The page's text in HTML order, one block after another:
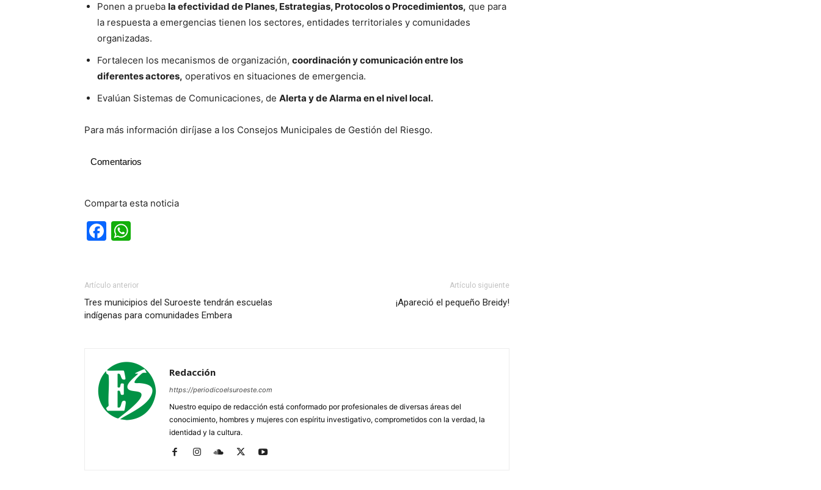
Ponen a prueba la efectividad de Planes, Estrategias, Protocolos o Procedimientos, que para
la respuesta a emergencias tienen los sectores, entidades territoriales y comunidades
organizadas.
Fortalecen los mecanismos de organización, coordinación y comunicación entre los
diferentes actores, operativos en situaciones de emergencia.
Evalúan Sistemas de Comunicaciones, de Alerta y de Alarma en el nivel local.
Para más información diríjase a los Consejos Municipales de Gestión del Riesgo.
Comentarios
Comparta esta noticia
Facebook
Artículo anterior
Tres municipios del Suroeste tendrán escuelas
indígenas para comunidades Embera
Artículo siguiente
¡Apareció el pequeño Breidy!
Redacción
https://periodicoelsuroeste.com
Nuestro equipo de redacción está conformado por profesionales de diversas áreas del
conocimiento, hombres y mujeres con espíritu investigativo, comprometidos con la verdad, la
identidad y la cultura.